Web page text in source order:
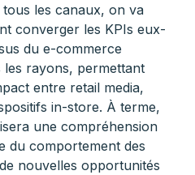
les canaux, on va
converger les KPIs eux-
du e-commerce
les rayons, permettant
entre retail media,
in-store. À terme,
une compréhension
du comportement des
nouvelles opportunités